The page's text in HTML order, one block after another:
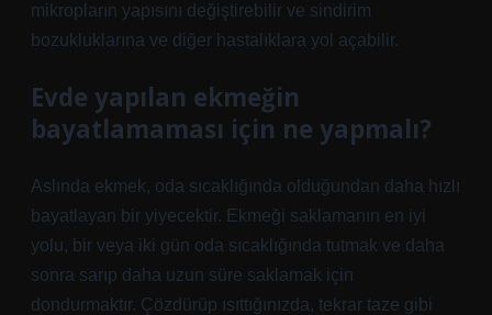
mikropların yapısını değiştirebilir ve sindirim
bozukluklarına ve diğer hastalıklara yol açabilir.
Evde yapılan ekmeğin
bayatlamaması için ne yapmalı?
Aslında ekmek, oda sıcaklığında olduğundan daha hızlı
bayatlayan bir yiyecektir. Ekmeği saklamanın en iyi
yolu, bir veya iki gün oda sıcaklığında tutmak ve daha
sonra sarıp daha uzun süre saklamak için
dondurmaktır. Çözdürüp ısıttığınızda, tekrar taze gibi